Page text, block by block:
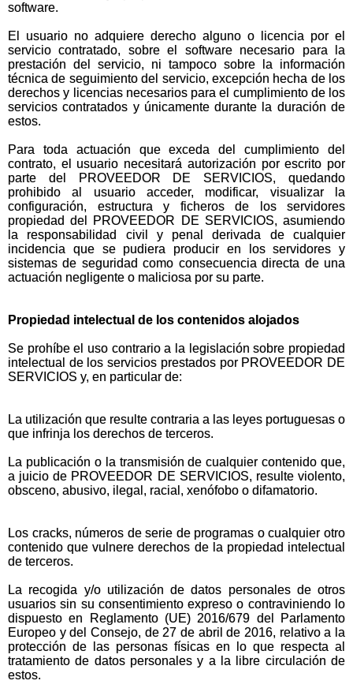
software.
El usuario no adquiere derecho alguno o licencia por el
servicio contratado, sobre el software necesario para la
prestación del servicio, ni tampoco sobre la información
técnica de seguimiento del servicio, excepción hecha de los
derechos y licencias necesarios para el cumplimiento de los
servicios contratados y únicamente durante la duración de
estos.
Para toda actuación que exceda del cumplimiento del
contrato, el usuario necesitará autorización por escrito por
parte del PROVEEDOR DE SERVICIOS, quedando
prohibido al usuario acceder, modificar, visualizar la
configuración, estructura y ficheros de los servidores
propiedad del PROVEEDOR DE SERVICIOS, asumiendo
la responsabilidad civil y penal derivada de cualquier
incidencia que se pudiera producir en los servidores y
sistemas de seguridad como consecuencia directa de una
actuación negligente o maliciosa por su parte.
Propiedad intelectual de los contenidos alojados
Se prohíbe el uso contrario a la legislación sobre propiedad
intelectual de los servicios prestados por PROVEEDOR DE
SERVICIOS y, en particular de:
La utilización que resulte contraria a las leyes portuguesas o
que infrinja los derechos de terceros.
La publicación o la transmisión de cualquier contenido que,
a juicio de PROVEEDOR DE SERVICIOS, resulte violento,
obsceno, abusivo, ilegal, racial, xenófobo o difamatorio.
Los cracks, números de serie de programas o cualquier otro
contenido que vulnere derechos de la propiedad intelectual
de terceros.
La recogida y/o utilización de datos personales de otros
usuarios sin su consentimiento expreso o contraviniendo lo
dispuesto en Reglamento (UE) 2016/679 del Parlamento
Europeo y del Consejo, de 27 de abril de 2016, relativo a la
protección de las personas físicas en lo que respecta al
tratamiento de datos personales y a la libre circulación de
estos.